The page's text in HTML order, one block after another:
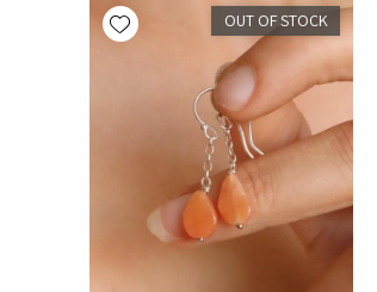
Add
Add wishlist OUT OF STOCK